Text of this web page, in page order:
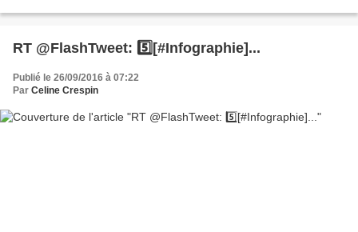
RT @FlashTweet: 5️⃣[#Infographie]...
Publié le 26/09/2016 à 07:22
Par Celine Crespin